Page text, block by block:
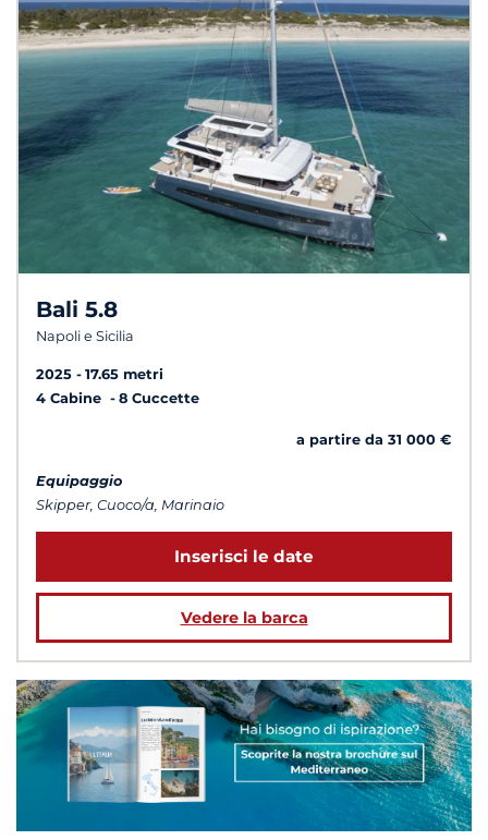
Bali 5.8
Napoli e Sicilia
2025
17.65 metri
4 Cabine
8 Cuccette
a partire da 31 000 €
Equipaggio
Skipper, Cuoco/a, Marinaio
Inserisci le date
Vedere la barca